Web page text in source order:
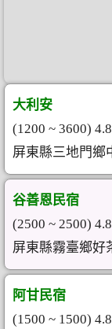
大利安
(1200 ~ 3600)
屏東縣三地門鄉
谷善恩民宿
(2500 ~ 2500)
屏東縣霧臺鄉好
阿甘民宿
(1500 ~ 1500)